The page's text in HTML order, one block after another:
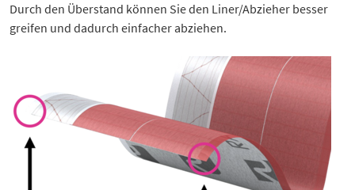
Durch den Überstand können Sie den Liner/Abzieher besser
greifen und dadurch einfacher abziehen.